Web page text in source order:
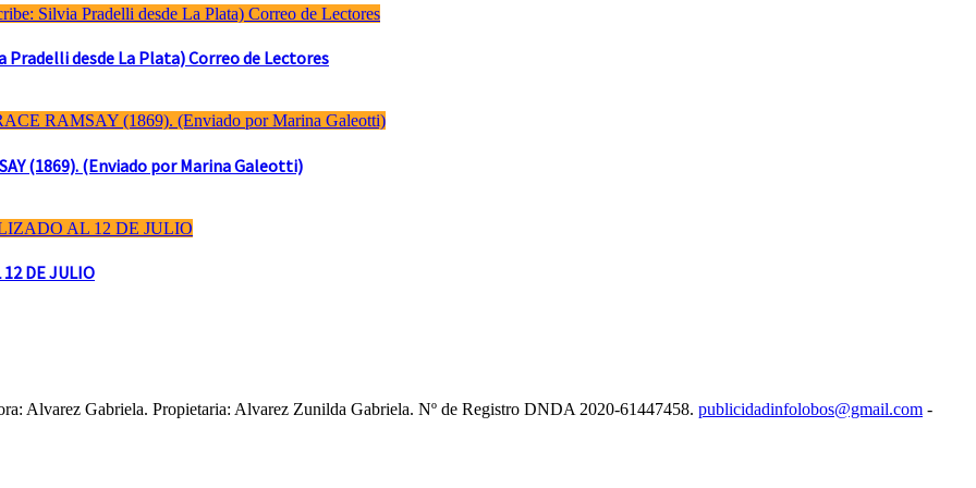
Pradelli desde La Plata) Correo de Lectores
(1869). (Enviado por Marina Galeotti)
12 DE JULIO
Alvarez Gabriela. Propietaria: Alvarez Zunilda Gabriela. Nº de Registro DNDA 2020-61447458. publicidadinfolobos@gmail.com -